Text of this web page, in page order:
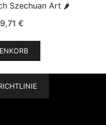
Szechuan Art 🌶
€
€Aktueller
ist:
19,71 €.